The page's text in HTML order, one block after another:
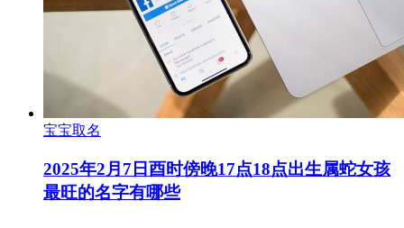
宝宝取名
2025年2月7日酉时傍晚17点18点出生属蛇女孩
最旺的名字有哪些